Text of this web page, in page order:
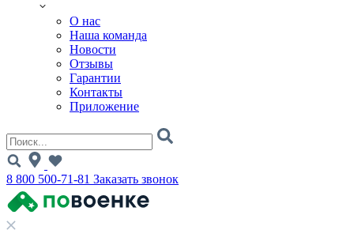
О нас
Наша команда
Новости
Отзывы
Гарантии
Контакты
Приложение
8 800 500-71-81 Заказать звонок